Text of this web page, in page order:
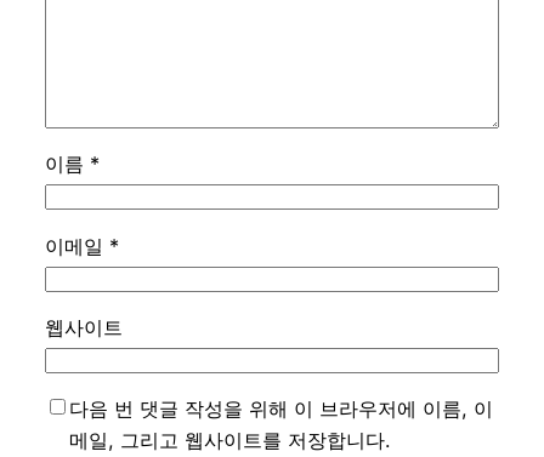
이름 *
이메일 *
웹사이트
다음 번 댓글 작성을 위해 이 브라우저에 이름, 이
메일, 그리고 웹사이트를 저장합니다.